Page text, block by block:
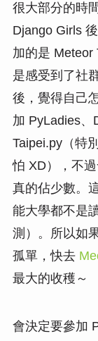
很大部分的時
Django Girls
加的是 Meteor
是感受到了社
後，覺得自己
加 PyLadies、
Taipei.py（特
怕 XD），不
真的佔少數。
能大學都不是
測）。所以如
孤單，快去
最大的收穫～
會決定要參加